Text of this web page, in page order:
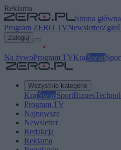
Reklama
Strona główna
Program ZERO TVNewsletter
Zaloguj
Na żywoProgram TVKrajŚwiat
Wszystkie kategorie
KrajŚwiatSportBiznes
Program TV
Najnowsze
Newsletter
Redakcja
Reklama